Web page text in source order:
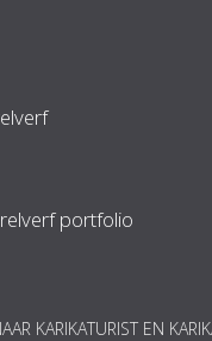
portfolio
KARIKATURIST EN